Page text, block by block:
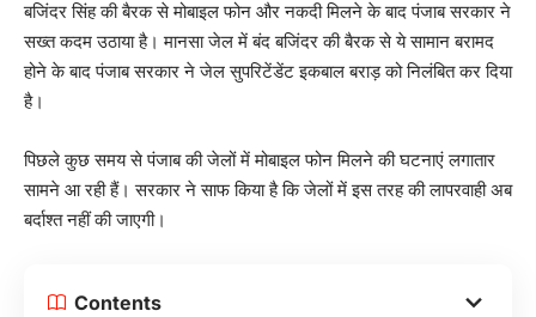
बजिंदर सिंह की बैरक से मोबाइल फोन और नकदी मिलने के बाद पंजाब सरकार ने
सख्त कदम उठाया है। मानसा जेल में बंद बजिंदर की बैरक से ये सामान बरामद
होने के बाद पंजाब सरकार ने जेल सुपरिटेंडेंट इकबाल बराड़ को निलंबित कर दिया
है।
पिछले कुछ समय से पंजाब की जेलों में मोबाइल फोन मिलने की घटनाएं लगातार
सामने आ रही हैं। सरकार ने साफ किया है कि जेलों में इस तरह की लापरवाही अब
बर्दाश्त नहीं की जाएगी।
Contents